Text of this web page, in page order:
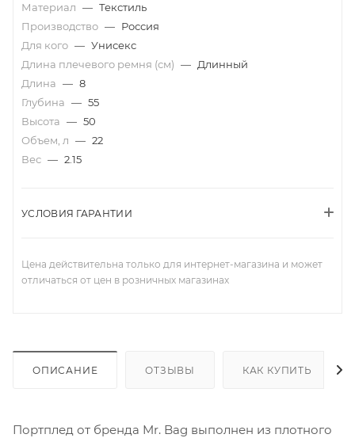
Материал — Текстиль
Производство — Россия
Для кого — Унисекс
Длина плечевого ремня (см) — Длинный
Длина — 8
Глубина — 55
Высота — 50
Объем, л — 22
Вес — 2.15
УСЛОВИЯ ГАРАНТИИ
Цена действительна только для интернет-магазина и может
отличаться от цен в розничных магазинах
ОПИСАНИЕ ОТЗЫВЫ КАК КУПИТЬ
Портплед от бренда Mr. Bag выполнен из плотного